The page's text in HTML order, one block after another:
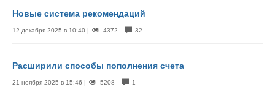
Новые система рекомендаций
12 декабря 2025 в 10:40 | 4372 32
Расширили способы пополнения счета
21 ноября 2025 в 15:46 | 5208 1